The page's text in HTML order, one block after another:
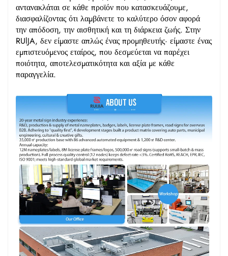
αντανακλάται σε κάθε προϊόν που κατασκευάζουμε,
διασφαλίζοντας ότι λαμβάνετε το καλύτερο όσον αφορά
την απόδοση, την αισθητική και τη διάρκεια ζωής. Στην
RUlJA, δεν είμαστε απλώς ένας προμηθευτής· είμαστε ένας
εμπιστευόμενος εταίρος, που δεσμεύεται να παρέχει
ποιότητα, αποτελεσματικότητα και αξία με κάθε
παραγγελία.